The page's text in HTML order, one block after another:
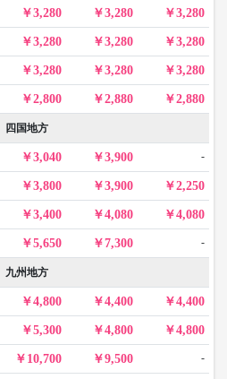
3,280 3,280 3,280
3,280 3,280 3,280
3,280 3,280 3,280
2,800 2,880 2,880
四国地方
3,040 3,900 -
3,800 3,900 2,250
3,400 4,080 4,080
5,650 7,300 -
九州地方
4,800 4,400 4,400
5,300 4,800 4,800
10,700 9,500 -